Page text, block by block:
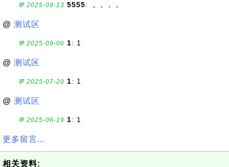
💬 2025-09-13 5555: ，，，，
@ 测试区
💬 2025-09-06 1: 1
@ 测试区
💬 2025-07-20 1: 1
@ 测试区
💬 2025-06-19 1: 1
更多留言...
相关资料: